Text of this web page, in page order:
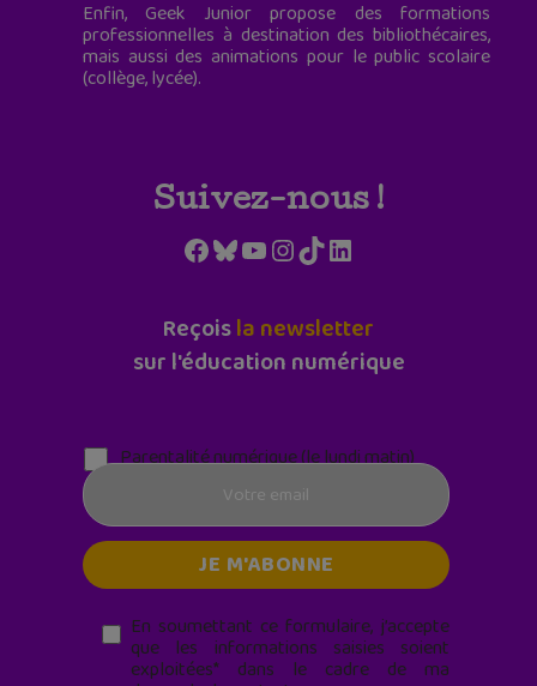
Enfin, Geek Junior propose des formations
professionnelles à destination des bibliothécaires,
mais aussi des animations pour le public scolaire
(collège, lycée).
Suivez-nous !
Facebook
Bluesky
YouTube
Instagram
TikTokLinkedIn
Reçoisla newsletter
sur l'éducation numérique
Parentalité numérique (le lundi matin)
En soumettant ce formulaire, j’accepte
que les informations saisies soient
exploitées* dans le cadre de ma